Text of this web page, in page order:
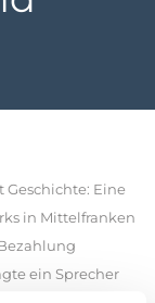
Eine
in Mittelfranken
ein Sprecher